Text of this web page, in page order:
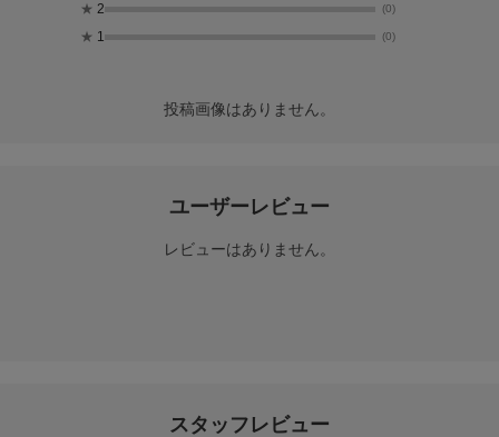
★ 2 (0)
★ 1 (0)
投稿画像はありません。
ユーザーレビュー
レビューはありません。
スタッフレビュー